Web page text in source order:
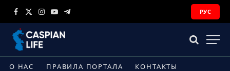
Facebook
X
Instagram
YouTubeTelegram
РУС
О НАС ПРАВИЛА ПОРТАЛА КОНТАКТЫ